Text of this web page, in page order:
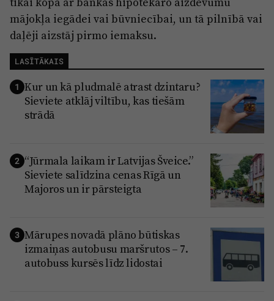
mājokļa iegādei vai būvniecībai, un tā pilnībā vai
daļēji aizstāj pirmo iemaksu.
LASĪTĀKAIS
1 Kur un kā pludmalē atrast dzintaru?
Sieviete atklāj viltību, kas tiešām
strādā
2 “Jūrmala laikam ir Latvijas Šveice.”
Sieviete salīdzina cenas Rīgā un
Majoros un ir pārsteigta
3 Mārupes novadā plāno būtiskas
izmaiņas autobusu maršrutos – 7.
autobuss kursēs līdz lidostai